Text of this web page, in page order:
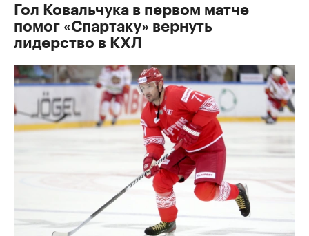
Гол Ковальчука в первом матче
помог «Спартаку» вернуть
лидерство в КХЛ